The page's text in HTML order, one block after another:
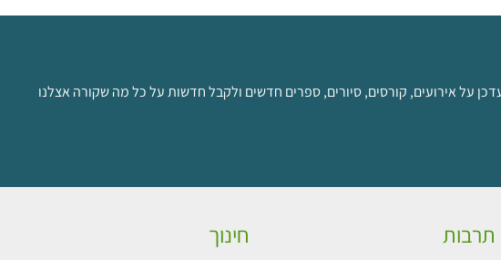
על אירועים, קורסים, סיורים, ספרים חדשים ולקבל חדשות על כל מה שקורה אצלנו
תרבות חינוך